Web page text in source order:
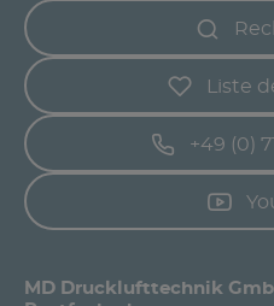
Liste
+49 (0)
MD Drucklufttechnik